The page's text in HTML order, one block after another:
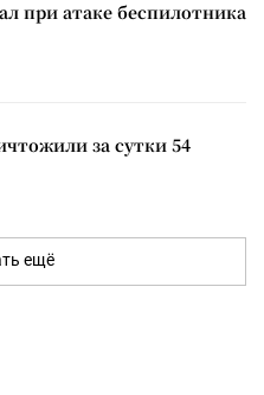
при атаке беспилотника
за сутки 54
ещё